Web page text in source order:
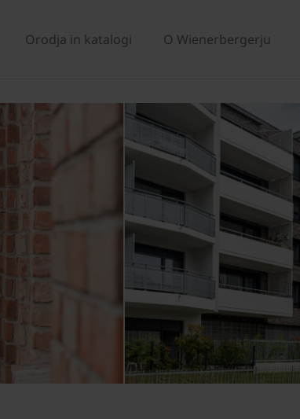
Orodja in katalogi O Wienerbergerju